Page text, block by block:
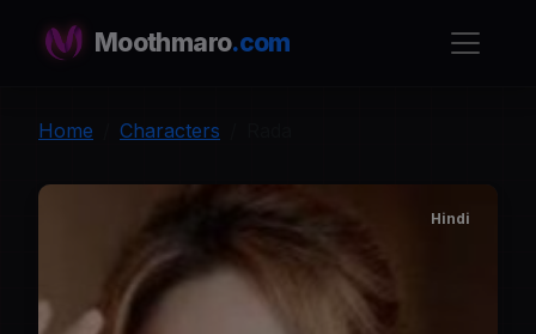
Moothmaro.com
Home Characters
Hindi